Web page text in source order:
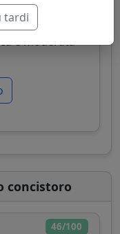
del Papa
il suo
e moderata
concistoro
46/100
tardi